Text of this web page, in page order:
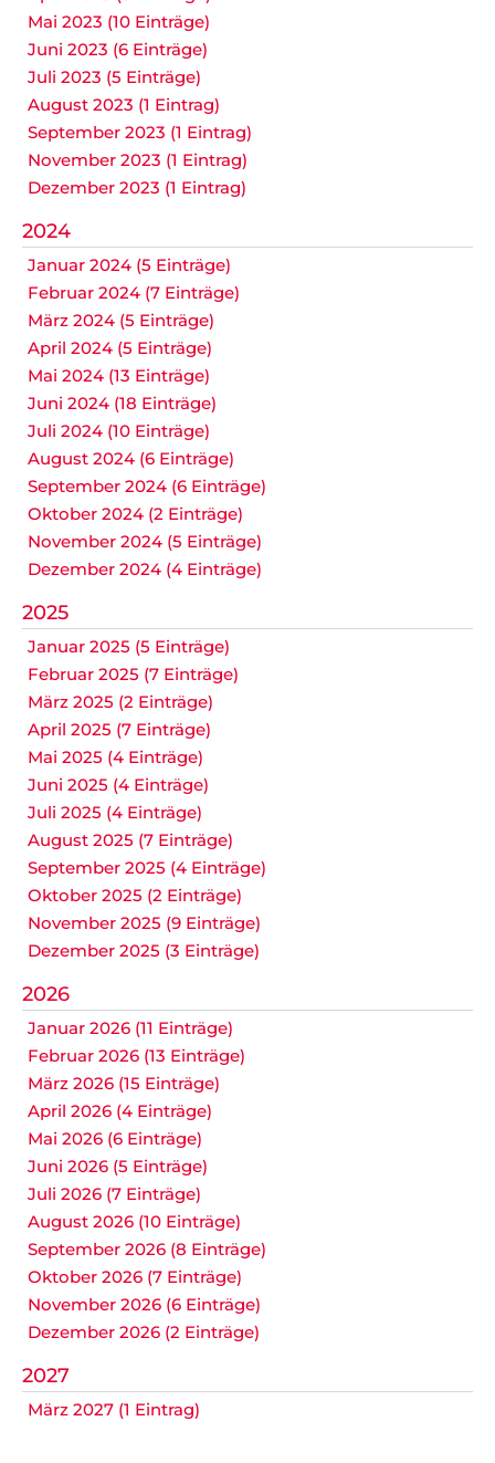
Mai 2023 (10 Einträge)
Juni 2023 (6 Einträge)
Juli 2023 (5 Einträge)
August 2023 (1 Eintrag)
September 2023 (1 Eintrag)
November 2023 (1 Eintrag)
Dezember 2023 (1 Eintrag)
2024
Januar 2024 (5 Einträge)
Februar 2024 (7 Einträge)
März 2024 (5 Einträge)
April 2024 (5 Einträge)
Mai 2024 (13 Einträge)
Juni 2024 (18 Einträge)
Juli 2024 (10 Einträge)
August 2024 (6 Einträge)
September 2024 (6 Einträge)
Oktober 2024 (2 Einträge)
November 2024 (5 Einträge)
Dezember 2024 (4 Einträge)
2025
Januar 2025 (5 Einträge)
Februar 2025 (7 Einträge)
März 2025 (2 Einträge)
April 2025 (7 Einträge)
Mai 2025 (4 Einträge)
Juni 2025 (4 Einträge)
Juli 2025 (4 Einträge)
August 2025 (7 Einträge)
September 2025 (4 Einträge)
Oktober 2025 (2 Einträge)
November 2025 (9 Einträge)
Dezember 2025 (3 Einträge)
2026
Januar 2026 (11 Einträge)
Februar 2026 (13 Einträge)
März 2026 (15 Einträge)
April 2026 (4 Einträge)
Mai 2026 (6 Einträge)
Juni 2026 (5 Einträge)
Juli 2026 (7 Einträge)
August 2026 (10 Einträge)
September 2026 (8 Einträge)
Oktober 2026 (7 Einträge)
November 2026 (6 Einträge)
Dezember 2026 (2 Einträge)
2027
März 2027 (1 Eintrag)